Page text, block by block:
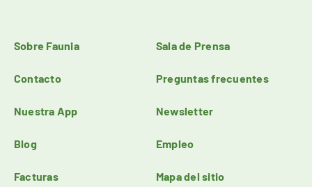
Sobre Faunia Sala de Prensa
Contacto Preguntas frecuentes
Nuestra App Newsletter
Blog Empleo
Facturas Mapa del sitio